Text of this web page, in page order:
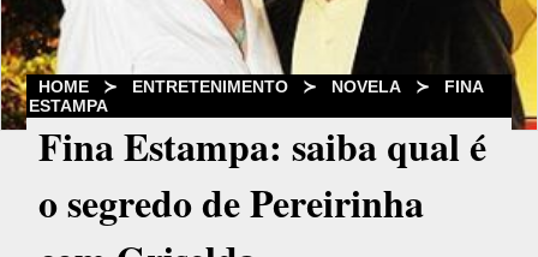
HOME ≻ ENTRETENIMENTO ≻ NOVELA ≻
FINA
ESTAMPA
Fina Estampa: saiba qual é
o segredo de Pereirinha